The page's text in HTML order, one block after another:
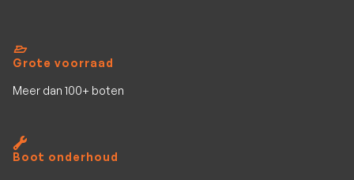
Grote voorraad
Meer dan 100+ boten
Boot onderhoud